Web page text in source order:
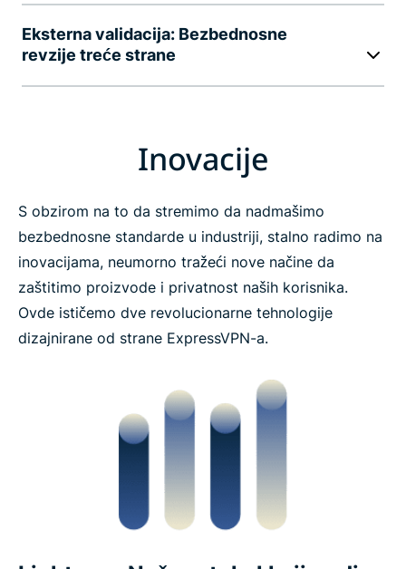
Eksterna validacija: Bezbednosne
revzije treće strane
Inovacije
S obzirom na to da stremimo da nadmašimo
bezbednosne standarde u industriji, stalno radimo na
inovacijama, neumorno tražeći nove načine da
zaštitimo proizvode i privatnost naših korisnika.
Ovde ističemo dve revolucionarne tehnologije
dizajnirane od strane ExpressVPN-a.